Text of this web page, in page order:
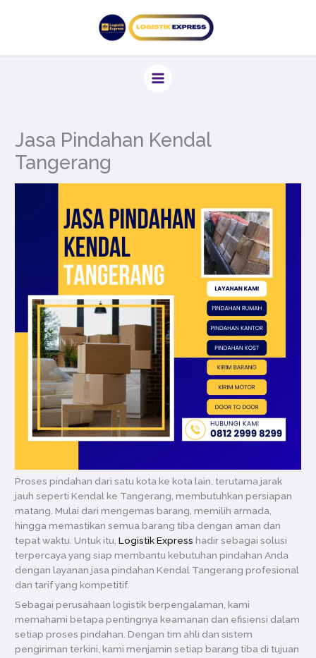
Jasa Pindahan Kendal
Tangerang
Proses pindahan dari satu kota ke kota lain, terutama jarak
jauh seperti Kendal ke Tangerang, membutuhkan persiapan
matang. Mulai dari mengemas barang, memilih armada,
hingga memastikan semua barang tiba dengan aman dan
tepat waktu. Untuk itu,Logistik Express hadir sebagai solusi
terpercaya yang siap membantu kebutuhan pindahan Anda
dengan layanan jasa pindahan Kendal Tangerang profesional
dan tarif yang kompetitif.
Sebagai perusahaan logistik berpengalaman, kami
memahami betapa pentingnya keamanan dan efisiensi dalam
setiap proses pindahan. Dengan tim ahli dan sistem
pengiriman terkini, kami menjamin setiap barang tiba di tujuan